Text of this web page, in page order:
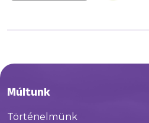
Múltunk
Történelmünk